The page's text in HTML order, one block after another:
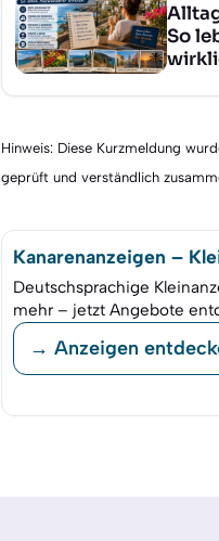
So
Hinweis: Diese Kurzmeldung
geprüft und verständlich
Kanarenanzeigen –
Deutschsprachige
mehr – jetzt Angebote
→ Anzeigen